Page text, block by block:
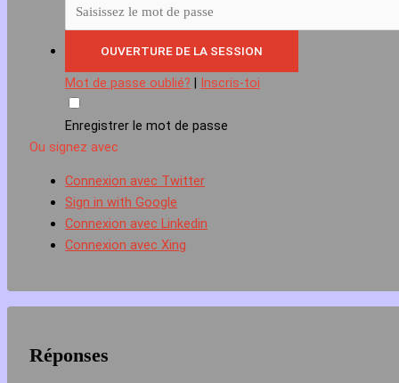
Mot de passe oublié? | Inscris-toi
Enregistrer le mot de passe
Ou signez avec
Connexion avec Twitter
Sign in with Google
Connexion avec Linkedin
Connexion avec Xing
Réponses